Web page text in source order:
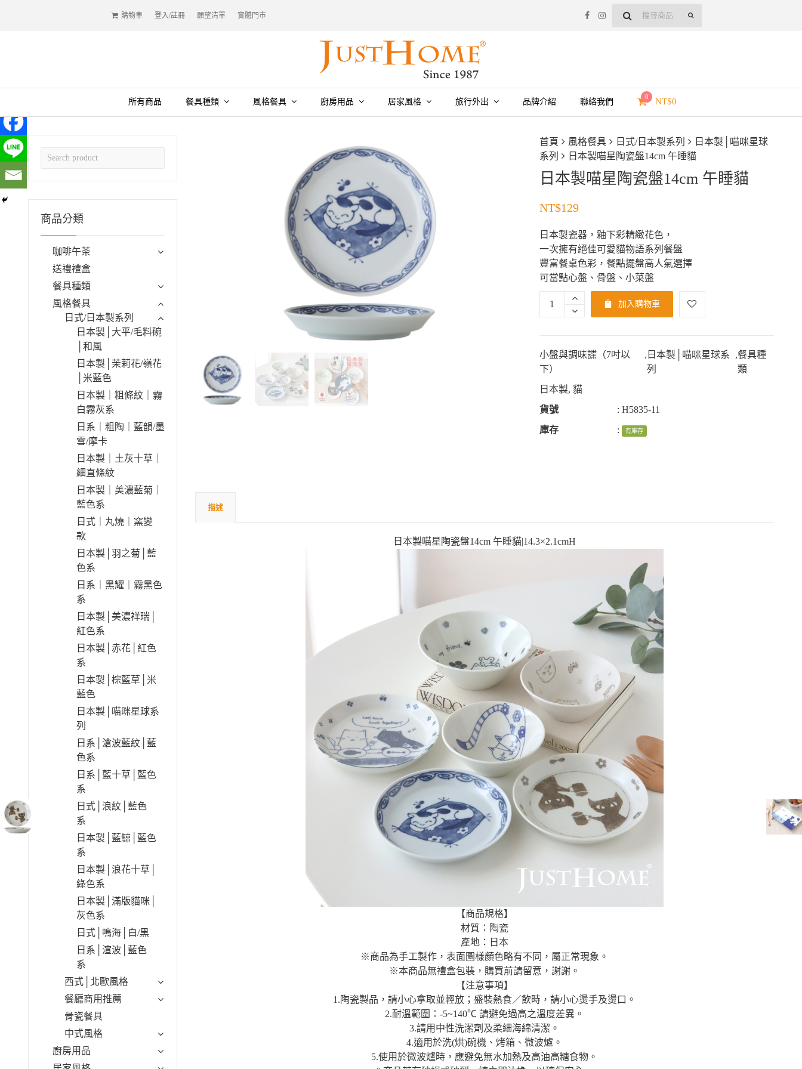
購物車 登入/註冊 願望清單 實體門市
所有商品 餐具種類 風格餐具 廚房用品 居家風格 旅行外出 品牌介紹 聯絡我們
0 NT$0
首頁 風格餐具 日式/日本製系列
日本製│喵咪星球
系列
日本製喵星陶瓷盤14cm 午睡貓
日本製喵星陶瓷盤14cm 午睡貓
NT$129
日本製瓷器，釉下彩精緻花色，
一次擁有絕佳可愛貓物語系列餐盤
豐富餐桌色彩，餐點擺盤高人氣選擇
可當點心盤、骨盤、小菜盤
加入購物車
小盤與調味諜（7吋以
下）
, 日本製│喵咪星球系
列
,餐具種
類
日本製, 貓
貨號
: H5835-11
庫存
: 有庫存
描述
日本製喵星陶瓷盤14cm 午睡貓|14.3×2.1cmH
【商品規格】
材質：陶瓷
產地：日本
※商品為手工製作，表面圖樣顏色略有不同，屬正常現象。
※本商品無禮盒包裝，購買前請留意，謝謝。
【注意事項】
1.陶瓷製品，請小心拿取並輕放；盛裝熱食／飲時，請小心燙手及燙口。
2.耐溫範圍：-5~140℃ 請避免過高之溫度差異。
3.請用中性洗潔劑及柔細海綿清潔。
4.適用於洗(烘)碗機、烤箱、微波爐。
5.使用於微波爐時，應避免無水加熱及高油高糖食物。
商品分類
咖啡午茶
送禮禮盒
餐具種類
風格餐具
日式/日本製系列
日本製│大平/毛料碗
│和風
日本製│茉莉花/嶺花
│米藍色
日本製｜粗條紋｜霧
白霧灰系
日系｜粗陶｜藍韻/墨
雪/摩卡
日本製｜土灰十草｜
細直條紋
日本製｜美濃藍菊｜
藍色系
日式｜丸燒｜窯變
款
日本製│羽之菊│藍
色系
日系｜黑耀｜霧黑色
系
日本製│美濃祥瑞│
紅色系
日本製│赤花│紅色
系
日本製│棕藍草│米
藍色
日本製│喵咪星球系
列
日系│滄波藍紋│藍
色系
日系│藍十草│藍色
系
日式│浪紋│藍色
系
日本製│藍鯨│藍色
系
日本製│浪花十草│
綠色系
日本製│滿版貓咪│
灰色系
日式│鳴海│白/黑
日系│渲波│藍色
系
西式│北歐風格
餐廳商用推薦
骨瓷餐具
中式風格
廚房用品